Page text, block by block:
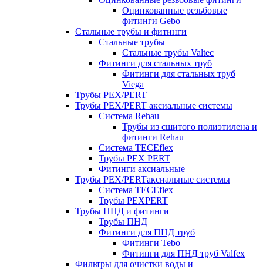
Оцинкованные резьбовые
фитинги Gebo
Стальные трубы и фитинги
Стальные трубы
Стальные трубы Valtec
Фитинги для стальных труб
Фитинги для стальных труб
Viega
Трубы PEX/PERT
Трубы PEX/PERT аксиальные системы
Система Rehau
Трубы из сшитого полиэтилена и
фитинги Rehau
Система TECEflex
Трубы PEX PERT
Фитинги аксиальные
Трубы PEX/PERTаксиальные системы
Система TECEflex
Трубы PEXPERT
Трубы ПНД и фитинги
Трубы ПНД
Фитинги для ПНД труб
Фитинги Tebo
Фитинги для ПНД труб Valfex
Фильтры для очистки воды и